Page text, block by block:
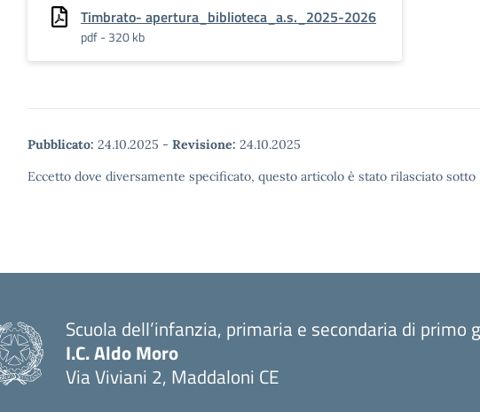
Timbrato- apertura_biblioteca_a.s._2025-2026
pdf - 320 kb
Pubblicato: 24.10.2025 - Revisione: 24.10.2025
Eccetto dove diversamente specificato, questo articolo è stato rilasciato
Scuola dell’infanzia, primaria e secondaria di primo
I.C. Aldo Moro
Via Viviani 2, Maddaloni CE